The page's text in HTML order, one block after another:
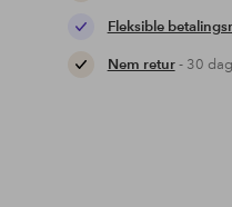
Fleksible
Nem retur- 30